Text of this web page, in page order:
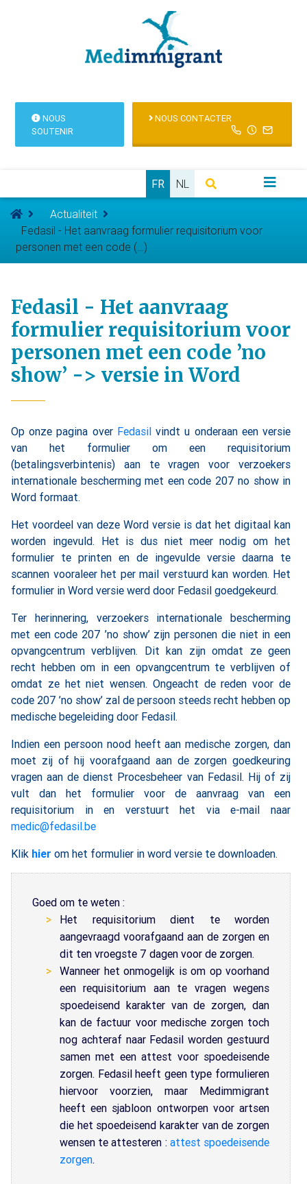
NOUS
SOUTENIR
NOUS CONTACTER
FR NL
Actualiteit
Fedasil - Het aanvraag formulier requisitorium voor
personen met een code (…)
Fedasil - Het aanvraag
formulier requisitorium voor
personen met een code ’no
show’ -> versie in Word
Op onze pagina over Fedasilvindt u onderaan een versie
van het formulier om een requisitorium
(betalingsverbintenis) aan te vragen voor verzoekers
internationale bescherming met een code 207 no show in
Word formaat.
Het voordeel van deze Word versie is dat het digitaal kan
worden ingevuld. Het is dus niet meer nodig om het
formulier te printen en de ingevulde versie daarna te
scannen vooraleer het per mail verstuurd kan worden. Het
formulier in Word versie werd door Fedasil goedgekeurd.
Ter herinnering, verzoekers internationale bescherming
met een code 207 ’no show’ zijn personen die niet in een
opvangcentrum verblijven. Dit kan zijn omdat ze geen
recht hebben om in een opvangcentrum te verblijven of
omdat ze het niet wensen. Ongeacht de reden voor de
code 207 ’no show’ zal de persoon steeds recht hebben op
medische begeleiding door Fedasil.
Indien een persoon nood heeft aan medische zorgen, dan
moet zij of hij voorafgaand aan de zorgen goedkeuring
vragen aan de dienst Procesbeheer van Fedasil. Hij of zij
vult dan het formulier voor de aanvraag van een
requisitorium in en verstuurt het via e-mail naar
medic@fedasil.be
Klik hier om het formulier in word versie te downloaden.
Goed om te weten :
Het requisitorium dient te worden
aangevraagd voorafgaand aan de zorgen en
dit ten vroegste 7 dagen voor de zorgen.
Wanneer het onmogelijk is om op voorhand
een requisitorium aan te vragen wegens
spoedeisend karakter van de zorgen, dan
kan de factuur voor medische zorgen toch
nog achteraf naar Fedasil worden gestuurd
samen met een attest voor spoedeisende
zorgen. Fedasil heeft geen type formulieren
hiervoor voorzien, maar Medimmigrant
heeft een sjabloon ontworpen voor artsen
die het spoedeisend karakter van de zorgen
wensen te attesteren : attest spoedeisende
zorgen.